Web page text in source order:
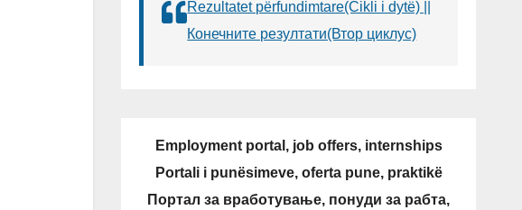
Rezultatet përfundimtare(Cikli i dytë) ||
Конечните резултати(Втор циклус)
Employment portal, job offers, internships
Portali i punësimeve, oferta pune, praktikë
Портал за вработување, понуди за рабта,